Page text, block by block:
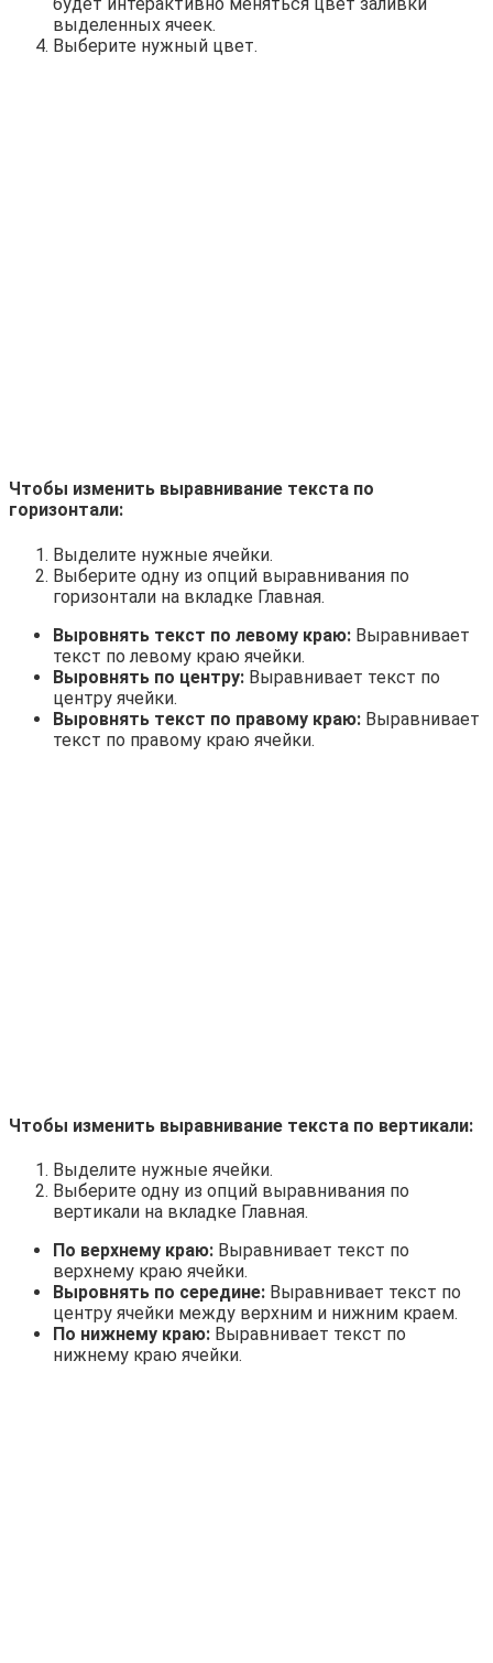
выделенных ячеек.
Выберите нужный цвет.
Чтобы изменить выравнивание текста по
горизонтали:
Выделите нужные ячейки.
Выберите одну из опций выравнивания по
горизонтали на вкладке Главная.
Выровнять текст по левому краю: Выравнивает
текст по левому краю ячейки.
Выровнять по центру: Выравнивает текст по
центру ячейки.
Выровнять текст по правому краю: Выравнивает
текст по правому краю ячейки.
Чтобы изменить выравнивание текста по вертикали:
Выделите нужные ячейки.
Выберите одну из опций выравнивания по
вертикали на вкладке Главная.
По верхнему краю: Выравнивает текст по
верхнему краю ячейки.
Выровнять по середине: Выравнивает текст по
центру ячейки между верхним и нижним краем.
По нижнему краю: Выравнивает текст по
нижнему краю ячейки.